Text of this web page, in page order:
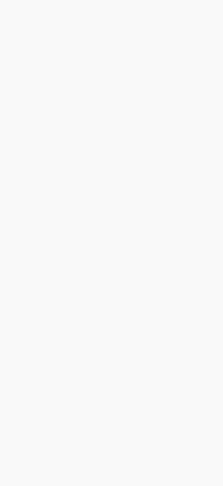
」气候变化主题活动｜细说
天文台前助理台长梁荣武教授在房
水多咗 有乜启示」主题活动中，分
与自然如何和谐共存之道。另外，
享良好空气质素的重要性。